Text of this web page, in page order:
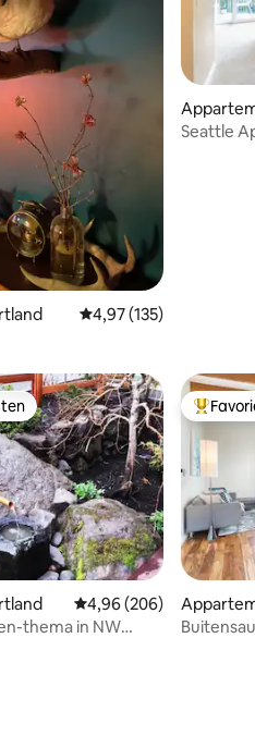
Gemiddelde
4,97 (135)
Seattle
Gemiddelde
4,96 (206)
thema in NW